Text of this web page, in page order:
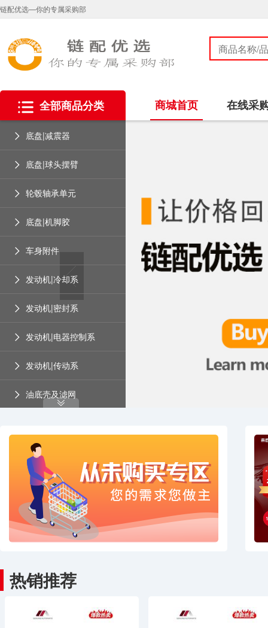
链配优选—你的专属采购部
全部商品分类
底盘|减震器
底盘|球头摆臂
轮毂轴承单元
底盘|机脚胶
车身附件
发动机|冷却系
发动机|密封系
发动机|电器控制系
发动机|传动系
油底壳及滤网
电阻
离合器
机滤底座油冷器
油水分离器
商城首页 在线采
热销推荐